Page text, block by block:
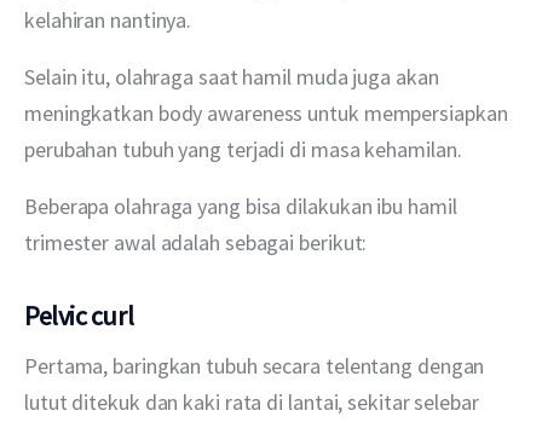
kelahiran nantinya.
Selain itu, olahraga saat hamil muda juga akan
meningkatkan body awareness untuk mempersiapkan
perubahan tubuh yang terjadi di masa kehamilan.
Beberapa olahraga yang bisa dilakukan ibu hamil
trimester awal adalah sebagai berikut:
Pelvic curl
Pertama, baringkan tubuh secara telentang dengan
lutut ditekuk dan kaki rata di lantai, sekitar selebar